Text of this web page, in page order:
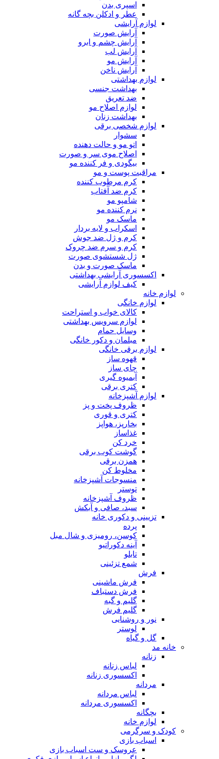
اسپری بدن
عطر و ادکلن بچه گانه
لوازم آرایشی
آرایش صورت
آرایش چشم و ابرو
آرایش لب
آرایش مو
آرایش ناخن
لوازم بهداشتی
بهداشت جنسی
ضد تعریق
لوازم اصلاح مو
بهداشت زنان
لوازم شخصی برقی
سشوار
اتو مو و حالت دهنده
اصلاح موی سر و صورت
بیگودی و فر کننده مو
مراقبت پوست و مو
کرم مرطوب کننده
کرم ضد آفتاب
شامپو مو
نرم کننده مو
ماسک مو
اسکراب و لایه بردار
کرم و ژل ضد جوش
کرم و سرم ضد چروک
ژل شستشوی صورت
ماسک صورت و بدن
اکسسوری آرایشی بهداشتی
کیف لوازم آرایشی
لوازم خانه
لوازم خانگی
کالای خواب و استراحت
لوازم سرویس بهداشتی
وسایل حمام
مبلمان و دکور خانگی
لوازم برقی خانگی
قهوه ساز
چای ساز
آبمیوه گیری
کتری برقی
لوازم آشپزخانه
ظروف پخت و پز
کتری و قوری
بخارپز، هواپز
غذاساز
خرد کن
گوشت کوب برقی
همزن برقی
مخلوط کن
منسوجات آشپزخانه
توستر
ظروف آشپزخانه
سبد، صافی و آبکش
تزیینی و دکوری خانه
پرده
کوسن، رومیزی و شال مبل
آینه دکوراتیو
تابلو
شمع تزئینی
فرش
فرش ماشینی
فرش دستباف
گلیم و گبه
گلیم فرش
نور و روشنایی
لوستر
گل و گیاه
خانه مد
زنانه
لباس زنانه
اکسسوری زنانه
مردانه
لباس مردانه
اکسسوری مردانه
بچگانه
لوازم خانه
کودک و سرگرمی
اسباب بازی
عروسک و ست اسباب بازی